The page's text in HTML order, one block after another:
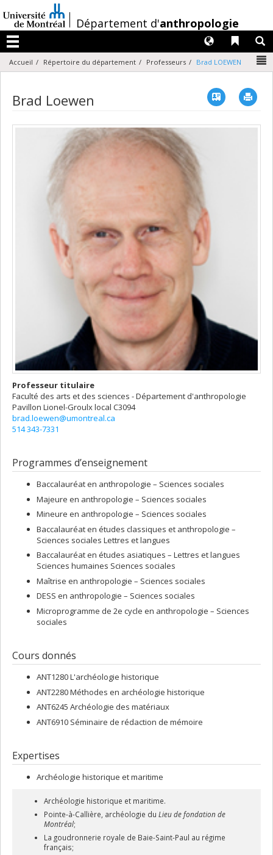
au
contenu
/Département d'anthropologie
Menu
Liens
Langues
Accueil Répertoire du département Professeurs Brad LOEWEN
Brad Loewen Vcard
Professeur titulaire
Faculté des arts et des sciences - Département d'anthropologie
Pavillon Lionel-Groulxlocal C3094
brad.loewen@umontreal.ca
514 343-7331
Programmes d’enseignement
Baccalauréat en anthropologie – Sciences sociales
Majeure en anthropologie – Sciences sociales
Mineure en anthropologie – Sciences sociales
Baccalauréat en études classiques et anthropologie –
Sciences sociales Lettres et langues
Baccalauréat en études asiatiques – Lettres et langues
Sciences humaines Sciences sociales
Maîtrise en anthropologie – Sciences sociales
DESS en anthropologie – Sciences sociales
Microprogramme de 2e cycle en anthropologie – Sciences
sociales
Cours donnés
ANT1280 L'archéologie historique
ANT2280 Méthodes en archéologie historique
ANT6245 Archéologie des matériaux
ANT6910 Séminaire de rédaction de mémoire
Expertises
Archéologie historique et maritime
Archéologie historique et maritime.
Pointe-à-Callière, archéologie du Lieu de fondation de
Montréal;
La goudronnerie royale de Baie-Saint-Paul au régime
français;